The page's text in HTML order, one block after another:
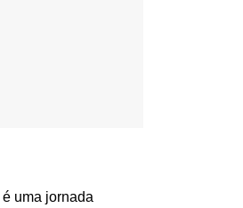
é uma jornada